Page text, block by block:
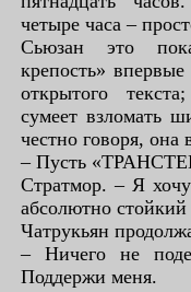
четыре часа –
Сьюзан это
крепость»
открытого
сумеет взломать
честно говоря, она
– Пусть
Стратмор. – Я
абсолютно
Чатрукьян
– Ничего не
Поддержи меня.